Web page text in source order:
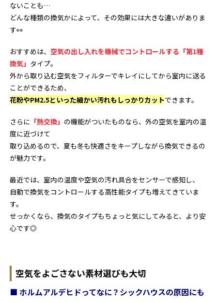
ないことも…
どんな種類の換気かによって、その効果には大きな違いがありま
す👀
おすすめは、空気の出し入れを機械でコントロールする「第1種
換気」 タイプ。
外から取り込む空気をフィルターでキレイにしてから室内に送る
ことができるため、
花粉やPM2.5といった細かい汚れもしっかりカットできます。
さらに 「熱交換」 の機能がついたものなら、外の空気を室内の温
度に近づけて
取り込めるので、夏も冬も快適さをキープしながら換気できるの
が魅力です。
最近では、室内の温度や空気の汚れ具合をセンサーで感知し、
自動で換気をコントロールする高性能タイプも増えてきていま
す。
せっかくなら、換気のタイプもちょっと気にしてみると、より安
心です◎
空気をよごさない素材選びも大切
■ ホルムアルデヒドってなに？シックハウスの原因にも